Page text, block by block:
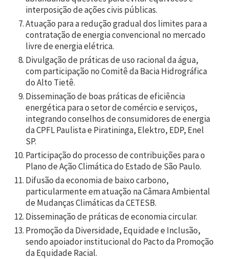
interposição de ações civis públicas.
Atuação para a redução gradual dos limites para a
contratação de energia convencional no mercado
livre de energia elétrica.
Divulgação de práticas de uso racional da água,
com participação no Comitê da Bacia Hidrográfica
do Alto Tietê.
Disseminação de boas práticas de eficiência
energética para o setor de comércio e serviços,
integrando conselhos de consumidores de energia
da CPFL Paulista e Piratininga, Elektro, EDP, Enel
SP.
Participação do processo de contribuições para o
Plano de Ação Climática do Estado de São Paulo.
Difusão da economia de baixo carbono,
particularmente em atuação na Câmara Ambiental
de Mudanças Climáticas da CETESB.
Disseminação de práticas de economia circular.
Promoção da Diversidade, Equidade e Inclusão,
sendo apoiador institucional do Pacto da Promoção
da Equidade Racial.